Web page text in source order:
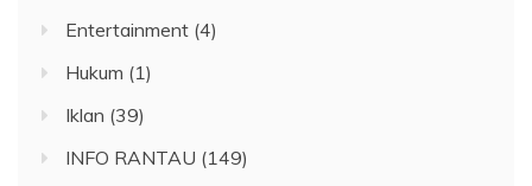
Entertainment (4)
Hukum (1)
Iklan (39)
INFO RANTAU (149)